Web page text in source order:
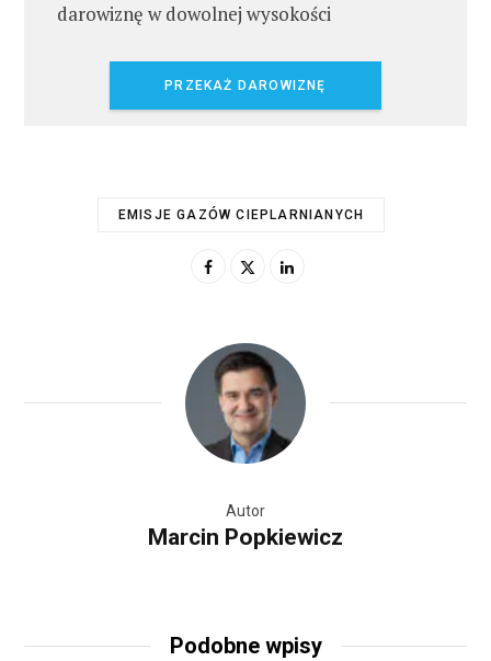
darowiznę w dowolnej wysokości
PRZEKAŻ DAROWIZNĘ
EMISJE GAZÓW CIEPLARNIANYCH
Autor
Marcin Popkiewicz
Podobne wpisy